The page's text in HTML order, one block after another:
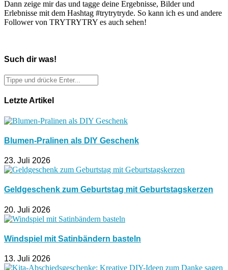
Dann zeige mir das und tagge deine Ergebnisse, Bilder und
Erlebnisse mit dem Hashtag #trytrytryde. So kann ich es und andere
Follower von TRYTRYTRY es auch sehen!
Such dir was!
Letzte Artikel
Blumen-Pralinen als DIY Geschenk
23. Juli 2026
Geldgeschenk zum Geburtstag mit Geburtstagskerzen
20. Juli 2026
Windspiel mit Satinbändern basteln
13. Juli 2026